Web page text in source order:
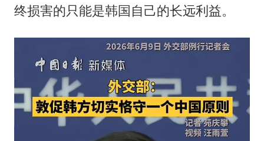
终损害的只能是韩国自己的长远利益。